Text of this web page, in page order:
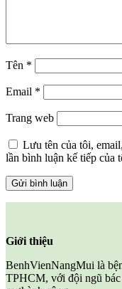
Tên *
Email *
Trang web
Lưu tên của tôi,
lần bình luận kế tiếp của
Giới thiệu
BenhVienNangMui là
TPHCM, với đội ngũ